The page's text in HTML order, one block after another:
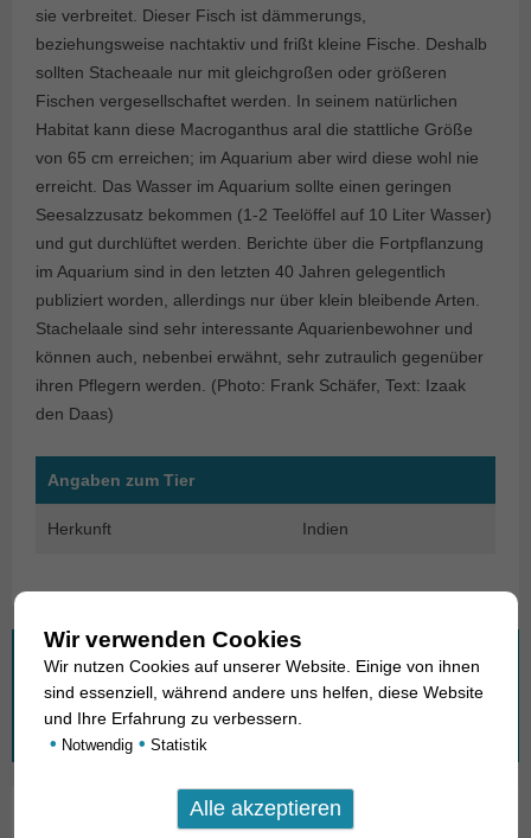
sie verbreitet. Dieser Fisch ist dämmerungs,
beziehungsweise nachtaktiv und frißt kleine Fische. Deshalb
sollten Stacheaale nur mit gleichgroßen oder größeren
Fischen vergesellschaftet werden. In seinem natürlichen
Habitat kann diese Macroganthus aral die stattliche Größe
von 65 cm erreichen; im Aquarium aber wird diese wohl nie
erreicht. Das Wasser im Aquarium sollte einen geringen
Seesalzzusatz bekommen (1-2 Teelöffel auf 10 Liter Wasser)
und gut durchlüftet werden. Berichte über die Fortpflanzung
im Aquarium sind in den letzten 40 Jahren gelegentlich
publiziert worden, allerdings nur über klein bleibende Arten.
Stachelaale sind sehr interessante Aquarienbewohner und
können auch, nebenbei erwähnt, sehr zutraulich gegenüber
ihren Pflegern werden. (Photo: Frank Schäfer, Text: Izaak
den Daas)
Angaben zum Tier
Herkunft Indien
Wonach suchen Sie?
Suchen
nach:
Wir verwenden Cookies
Wir nutzen Cookies auf unserer Website. Einige von ihnen
sind essenziell, während andere uns helfen, diese Website
und Ihre Erfahrung zu verbessern.
• Notwendig • Statistik